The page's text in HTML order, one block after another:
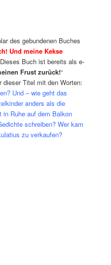
des gebundenen Buches
Und meine Kekse
Buch ist bereits als e-
Frust zurück!“
dieser Titel mit den Worten:
Und – wie geht das
anders als die
in Ruhe auf dem Balkon
schreiben? Wer kam
zu verkaufen?